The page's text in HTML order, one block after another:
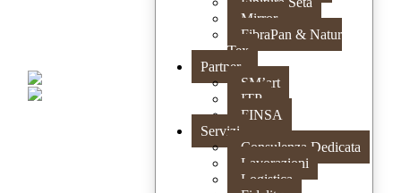
Mirror
FibraPan & Natur
Tex
Partner
SM’art
ITP
FINSA
Servizi
Consulenza Dedicata
Lavorazioni
Logistica